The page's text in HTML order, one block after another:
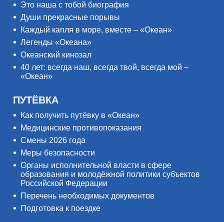
Это наша с тобой биография
Души прекрасные порывы
Каждый капля в море, вместе – «Океан»
Легенды «Океана»
Океанский кинозал
40 лет: всегда наш, всегда твой, всегда мой –
«Океан»
ПУТЁВКА
Как получить путёвку в «Океан»
Медицинские противопоказания
Смены 2026 года
Меры безопасности
Органы исполнительной власти в сфере
образования и молодёжной политики субъектов
Российской Федерации
Перечень необходимых документов
Подготовка к поездке